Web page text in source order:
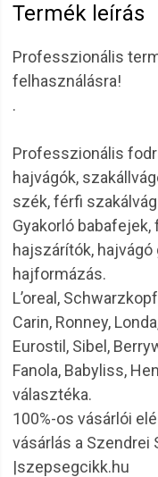
Termék leírás
Professzionális
felhasználásra!
.
Professzionális
hajvágók,
szék, férfi
Gyakorló
hajszárítók, hajvágó
hajformázás.
L’oreal,
Carin, Ronney,
Eurostil, Sibel,
Fanola, Babyliss,
választéka.
100%-os vásárlói
vásárlás a Szendrei
|szepsegcikk.hu